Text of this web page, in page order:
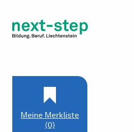
Beratung & Unterstützung
Meine Merkliste
(0)